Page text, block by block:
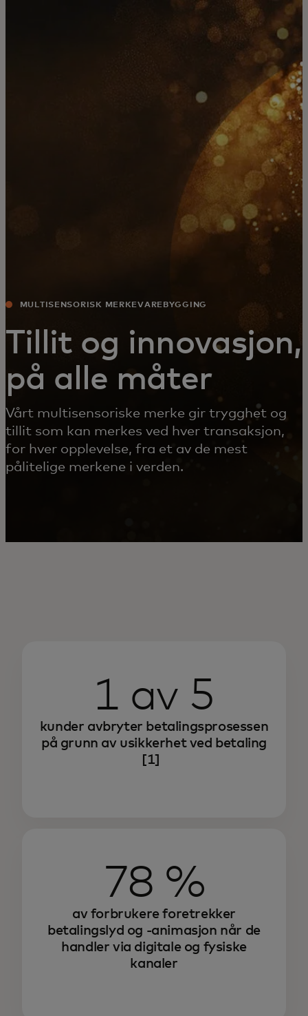
MULTISENSORISK MERKEVAREBYGGING
Tillit og innovasjon,
på alle måter
Vårt multisensoriske merke gir trygghet og
tillit som kan merkes ved hver transaksjon,
for hver opplevelse, fra et av de mest
pålitelige merkene i verden.
1 av 5
kunder avbryter betalingsprosessen
på grunn av usikkerhet ved betaling
[1]
78 %
av forbrukere foretrekker
betalingslyd og -animasjon når de
handler via digitale og fysiske
kanaler